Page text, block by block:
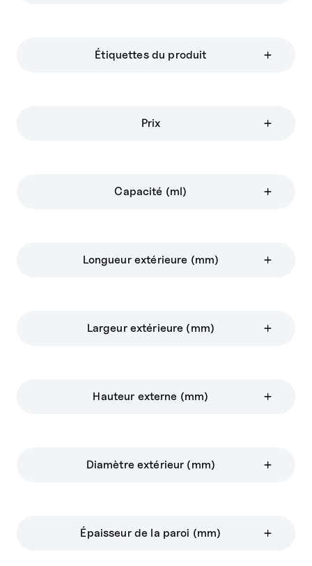
Étiquettes du produit
Prix
Capacité (ml)
Longueur extérieure (mm)
Largeur extérieure (mm)
Hauteur externe (mm)
Diamètre extérieur (mm)
Épaisseur de la paroi (mm)